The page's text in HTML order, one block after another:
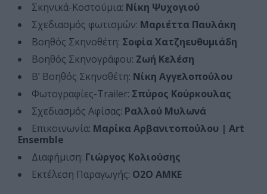
Σκηνικά-Κοστούμια: Νίκη Ψυχογιού
Σχεδιασμός φωτισμών: Μαριέττα Παυλάκη
Βοηθός Σκηνοθέτη: Σοφία Χατζηευθυμιάδη
Βοηθός Σκηνογράφου: Ζωή Κελέση
Β’ Βοηθός Σκηνοθέτη: Νίκη Αγγελοπούλου
Φωτογραφίες-Trailer: Σπύρος Κούρκουλας
Σχεδιασμός Αφίσας: Ραλλού Μυλωνά
Επικοινωνία: Μαρίκα Αρβανιτοπούλου | Art
Ensemble
Διαφήμιση: Γιώργος Κολιούσης
Εκτέλεση Παραγωγής: Ο2Ο ΑΜΚΕ